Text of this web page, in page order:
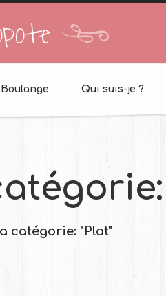
Boulange Qui suis-je ?
catégorie: "Plat"